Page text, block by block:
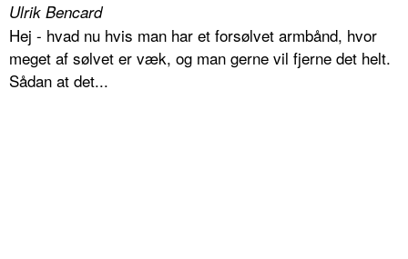
Ulrik Bencard
Hej - hvad nu hvis man har et forsølvet armbånd, hvor
meget af sølvet er væk, og man gerne vil fjerne det helt.
Sådan at det...